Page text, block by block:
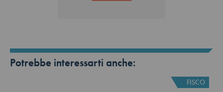
Potrebbe interessarti anche:
FISCO